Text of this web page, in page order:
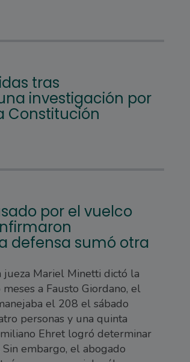
tras
investigación por
Constitución
por el vuelco
defensa sumó otra
jueza Mariel Minetti dictó la
a Fausto Giordano, el
el 208 el sábado
personas y una quinta
Ehret logró determinar
embargo, el abogado